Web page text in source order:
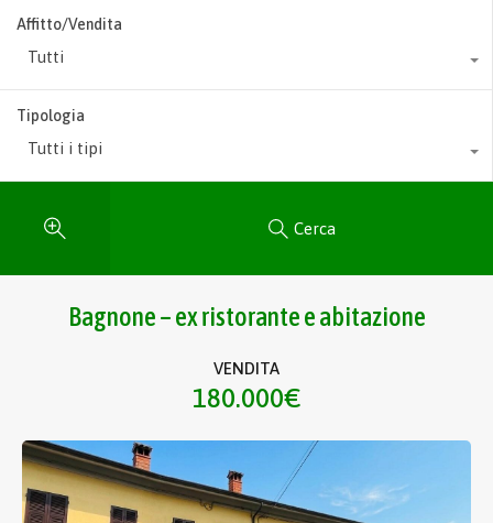
Affitto/Vendita
Tutti
Tipologia
Tutti i tipi
Cerca
Bagnone – ex ristorante e abitazione
VENDITA
180.000€